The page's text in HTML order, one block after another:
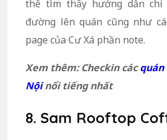
thể tìm thấy hướng dẫn
đường lên quán cũng như
page của Cư Xá phần note.
Xem thêm: Checkin cácquán
Nộinổi tiếng nhất
8. Sam Rooftop